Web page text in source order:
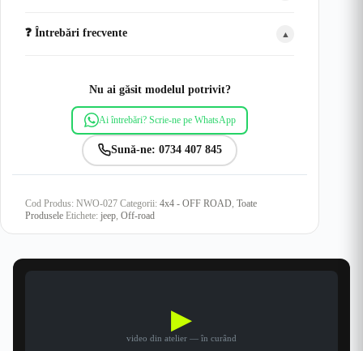
❓ Întrebări frecvente ▲
Nu ai găsit modelul potrivit?
Ai întrebări? Scrie-ne pe WhatsApp
Sună-ne: 0734 407 845
Cod Produs: NWO-027 Categorii: 4x4 - OFF ROAD, Toate
Produsele Etichete: jeep, Off-road
▶
video din atelier — în curând